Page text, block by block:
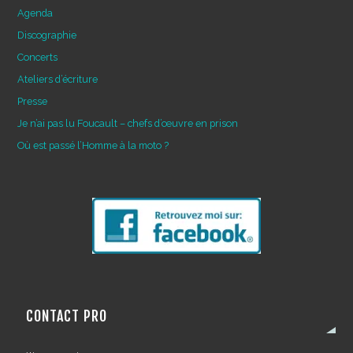
Agenda
Discographie
Concerts
Ateliers d’écriture
Presse
Je n’ai pas lu Foucault – chefs d’œuvre en prison
Où est passé l’Homme à la moto ?
CONTACT PRO